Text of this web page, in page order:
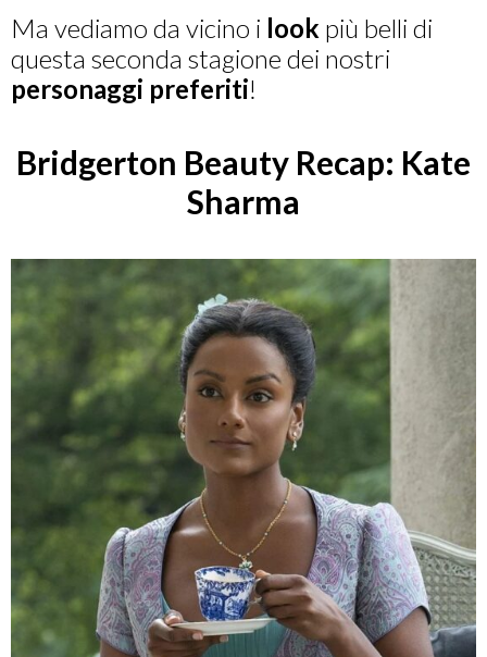
Ma vediamo da vicino i look più belli di
questa seconda stagione dei nostri
personaggi preferiti!
Bridgerton Beauty Recap: Kate
Sharma